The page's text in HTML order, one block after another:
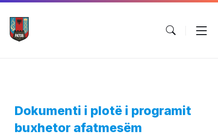
Skip
content
Skip
main
navigation
Skip
footer
Dokumenti i plotë i programit
buxhetor afatmesëm